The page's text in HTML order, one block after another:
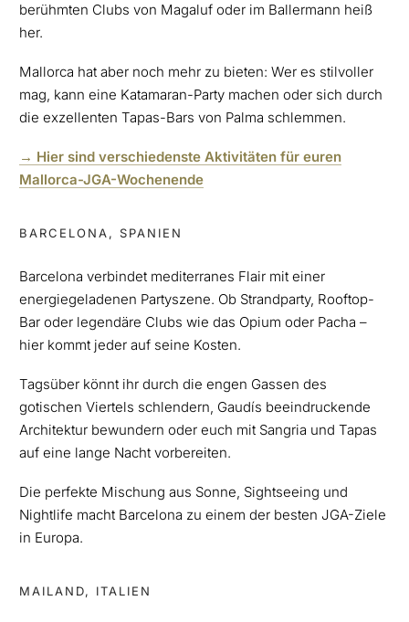
berühmten Clubs von Magaluf oder im Ballermann heiß
her.
Mallorca hat aber noch mehr zu bieten: Wer es stilvoller
mag, kann eine Katamaran-Party machen oder sich durch
die exzellenten Tapas-Bars von Palma schlemmen.
→ Hier sind verschiedenste Aktivitäten für euren
Mallorca-JGA-Wochenende
BARCELONA, SPANIEN
Barcelona verbindet mediterranes Flair mit einer
energiegeladenen Partyszene. Ob Strandparty, Rooftop-
Bar oder legendäre Clubs wie das Opium oder Pacha –
hier kommt jeder auf seine Kosten.
Tagsüber könnt ihr durch die engen Gassen des
gotischen Viertels schlendern, Gaudís beeindruckende
Architektur bewundern oder euch mit Sangria und Tapas
auf eine lange Nacht vorbereiten.
Die perfekte Mischung aus Sonne, Sightseeing und
Nightlife macht Barcelona zu einem der besten JGA-Ziele
in Europa.
MAILAND, ITALIEN